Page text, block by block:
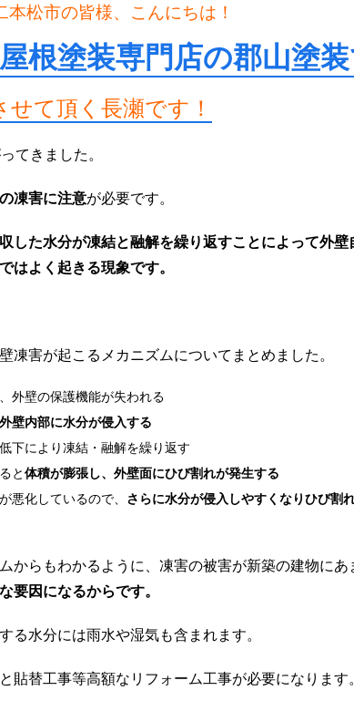
松市の皆様、こんにちは！
根塗装専門店の郡山塗装
て頂く長瀬です！
てきました。
凍害に注意が必要です。
した水分が凍結と融解を繰り返すことによって外
はよく起きる現象です。
凍害が起こるメカニズムについてまとめました。
外壁の保護機能が失われる
壁内部に水分が侵入する
下により凍結・融解を繰り返す
と体積が膨張し、外壁面にひび割れが発生する
悪化しているので、 さらに水分が侵入しやすくなりひび割
からもわかるように、凍害の被害が新築の建物にあ
要因になるからです。
る水分には雨水や湿気も含まれます。
貼替工事等高額なリフォーム工事が必要になります